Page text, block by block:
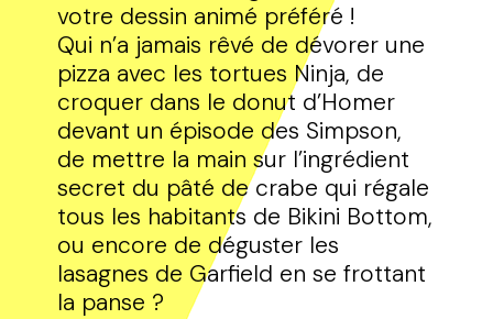
votre dessin animé préféré !
Qui n’a jamais rêvé de dévorer une
pizza avec les tortues Ninja, de
croquer dans le donut d’Homer
devant un épisode des Simpson,
de mettre la main sur l’ingrédient
secret du pâté de crabe qui régale
tous les habitants de Bikini Bottom,
ou encore de déguster les
lasagnes de Garfield en se frottant
la panse ?